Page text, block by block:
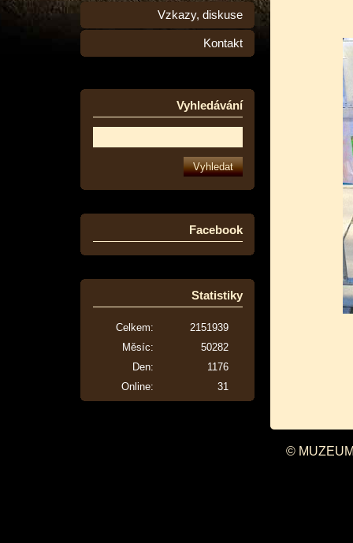
Vzkazy, diskuse
Kontakt
Vyhledávání
Facebook
Statistiky
Online: 31
Celkem:
2151939
Měsíc:
50282
Den:
1176
©